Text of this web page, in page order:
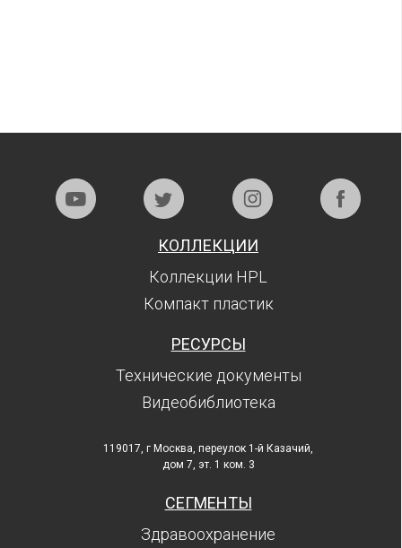
КОЛЛЕКЦИИ
Коллекции HPL
Компакт пластик
РЕСУРСЫ
Технические документы
Видеобиблиотека
119017, г Москва, переулок 1-й Казачий,
дом 7, эт. 1 ком. 3
СЕГМЕНТЫ
Здравоохранение